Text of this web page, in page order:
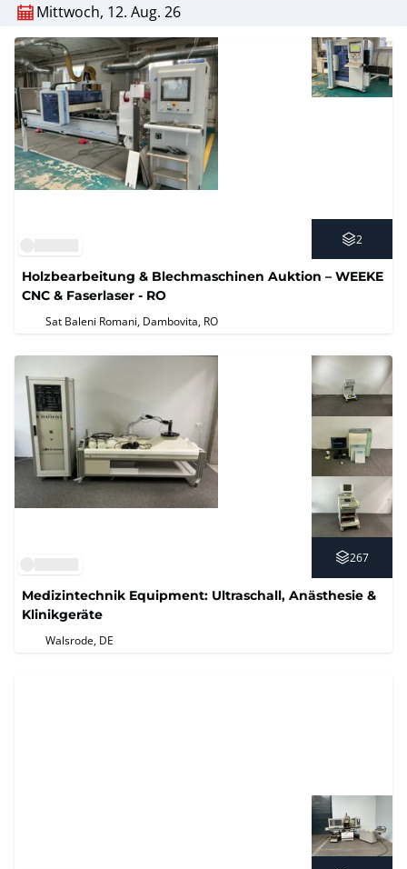
Mittwoch, 12. Aug. 26
2
Holzbearbeitung & Blechmaschinen Auktion – WEEKE
CNC & Faserlaser - RO
Sat Baleni Romani, Dambovita, RO
267
Medizintechnik Equipment: Ultraschall, Anästhesie &
Klinikgeräte
Walsrode, DE